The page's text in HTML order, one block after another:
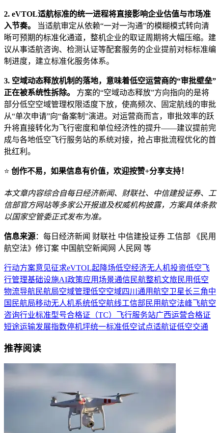
2. eVTOL适航标准的统一进程将直接影响企业估值与市场准
入节奏。
当适航审定从依赖“一对一沟通”的模糊模式转向清
晰可预期的标准化通道，整机企业的取证周期将大幅压缩。建
议从事适航咨询、检测认证等配套服务的企业提前对标标准编
制进度，建立标准化服务体系。
3. 空域动态释放机制的落地，意味着低空运营商的“审批壁垒”
正在被系统性拆除。
方案的“空域动态释放”方向指向的是将
部分低空空域管理权限适度下放，使高频次、固定航线的审批
从“单次申请”向“备案制”演进。对运营商而言，审批效率的跃
升将直接转化为飞行密度和单位经济性的提升——建议提前完
成与各地低空飞行服务站的系统对接，抢占审批流程优化的首
批红利。
⭐ 创作不易，如果信息有价值，欢迎按赞+分享支持！
本文章内容综合自每日经济新闻、财联社、中信建投证券、工
信部官方网站等多家公开报道及权威机构披露，方案具体条款
以国家空管委正式发布为准。
信息来源：每日经济新闻 财联社 中信建投证券 工信部 《民用
航空法》修订案 中国航空新闻网 人民网 等
行动方案意见征求eVTOL起降场低空经济无人机投资低空飞
行管理基础设施AI政策应用场景通信民航整机文旅民用低空
物流导航民航局空域管理低空空域四川 通用航空卫星长三角中
国民航局移动无人机系统低空航线工信部 民用航空法峰飞航空
咨询行业标准型号合格证（TC） 飞行服务站广西运营合格证
短途运输发展指数停机坪统一标准低空试点适航证低空交通
推荐阅读